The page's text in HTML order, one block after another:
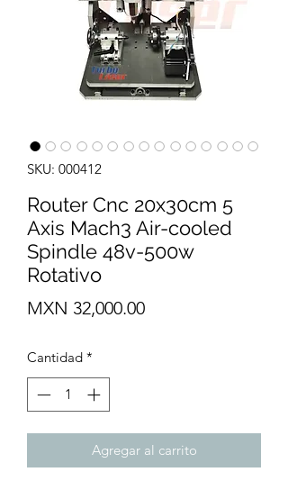
SKU: 000412
Router Cnc 20x30cm 5
Axis Mach3 Air-cooled
Spindle 48v-500w
Rotativo
MXN 32,000.00Precio
Cantidad *
Agregar al carrito